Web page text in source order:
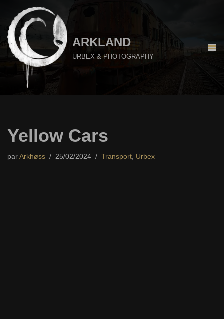
Aller
au
contenu
ARKLAND
URBEX & PHOTOGRAPHY
Yellow Cars
par Arkhøss 25/02/2024 Transport, Urbex